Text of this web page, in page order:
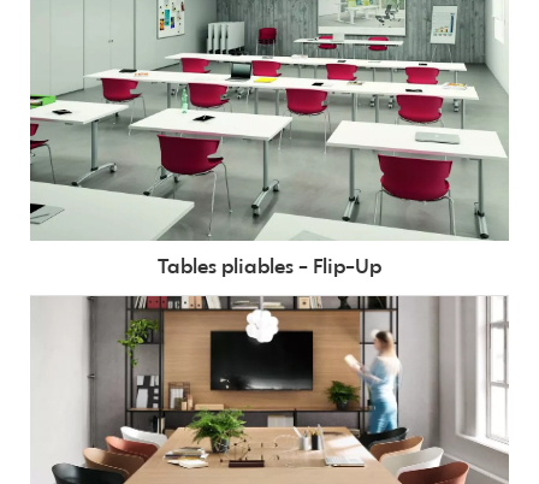
Tables pliables - Flip-Up